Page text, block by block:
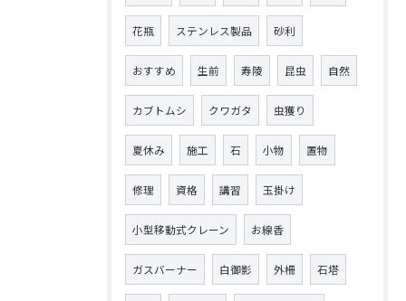
花瓶 ステンレス製品 砂利
おすすめ 生前 寿陵 昆虫 自然
カブトムシ クワガタ 虫獲り
夏休み 施工 石 小物 置物
修理 資格 講習 玉掛け
小型移動式クレーン お線香
ガスバーナー 白御影 外柵 石塔